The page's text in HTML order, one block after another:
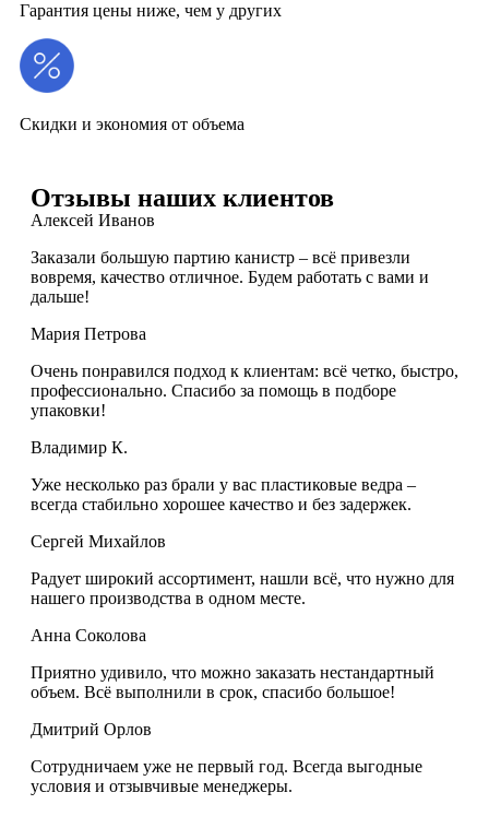
Гарантия цены ниже, чем у других
Скидки и экономия от объема
Отзывы наших клиентов
Алексей Иванов
Заказали большую партию канистр – всё привезли
вовремя, качество отличное. Будем работать с вами и
дальше!
Мария Петрова
Очень понравился подход к клиентам: всё четко, быстро,
профессионально. Спасибо за помощь в подборе
упаковки!
Владимир К.
Уже несколько раз брали у вас пластиковые ведра –
всегда стабильно хорошее качество и без задержек.
Сергей Михайлов
Радует широкий ассортимент, нашли всё, что нужно для
нашего производства в одном месте.
Анна Соколова
Приятно удивило, что можно заказать нестандартный
объем. Всё выполнили в срок, спасибо большое!
Дмитрий Орлов
Сотрудничаем уже не первый год. Всегда выгодные
условия и отзывчивые менеджеры.